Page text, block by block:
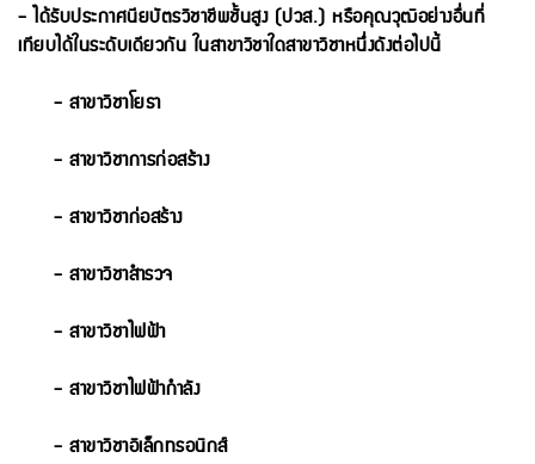
- ได้รับประกาศนียบัตรวิชาชีพชั้นสูง (ปวส.) หรือคุณวุฒิอย่างอื่นที่
เทียบได้ในระดับเดียวกัน ในสาขาวิชาใดสาขาวิชาหนึ่งดังต่อไปนี้
- สาขาวิชาโยธา
- สาขาวิชาการก่อสร้าง
- สาขาวิชาก่อสร้าง
- สาขาวิชาสำรวจ
- สาขาวิชาไฟฟ้า
- สาขาวิชาไฟฟ้ากำลัง
- สาขาวิชาอิเล็กทรอนิกส์